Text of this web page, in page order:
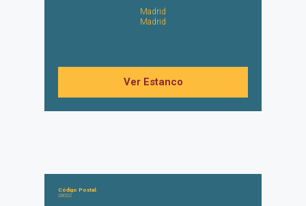
Madrid
Madrid
Ver Estanco
Código Postal:
28022